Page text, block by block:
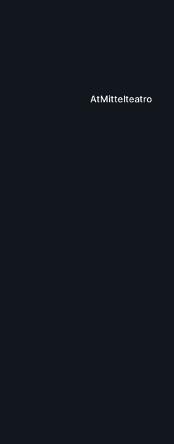
AtMittelteatro